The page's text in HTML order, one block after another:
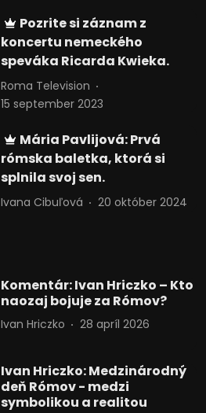
Pozrite si záznam z
koncertu nemeckého
speváka Ricarda Kwieka.
Roma Television
15 september 2023
Mária Pavlijová: Prvá
rómska baletka, ktorá si
splnila svoj sen.
Ivana Cibuľová 20 október 2024
Komentár: Ivan Hriczko – Kto
naozaj bojuje za Rómov?
Ivan Hriczko 28 apríl 2026
Ivan Hriczko: Medzinárodný
deň Rómov - medzi
symbolikou a realitou